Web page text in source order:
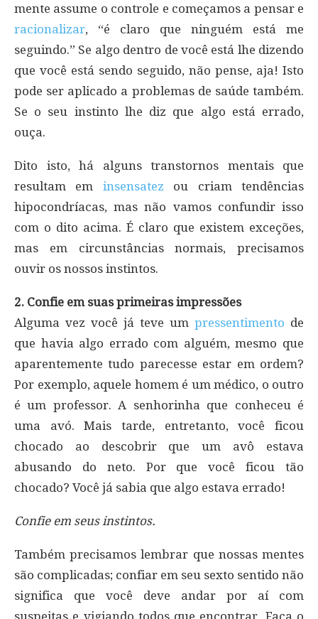
mente assume o controle e começamos a pensar e
racionalizar, “é claro que ninguém está me
seguindo.” Se algo dentro de você está lhe dizendo
que você está sendo seguido, não pense, aja! Isto
pode ser aplicado a problemas de saúde também.
Se o seu instinto lhe diz que algo está errado,
ouça.
Dito isto, há alguns transtornos mentais que
resultam em insensatez ou criam tendências
hipocondríacas, mas não vamos confundir isso
com o dito acima. É claro que existem exceções,
mas em circunstâncias normais, precisamos
ouvir os nossos instintos.
2. Confie em suas primeiras impressões
Alguma vez você já teve um pressentimento de
que havia algo errado com alguém, mesmo que
aparentemente tudo parecesse estar em ordem?
Por exemplo, aquele homem é um médico, o outro
é um professor. A senhorinha que conheceu é
uma avó. Mais tarde, entretanto, você ficou
chocado ao descobrir que um avô estava
abusando do neto. Por que você ficou tão
chocado? Você já sabia que algo estava errado!
Confie em seus instintos.
Também precisamos lembrar que nossas mentes
são complicadas; confiar em seu sexto sentido não
significa que você deve andar por aí com
suspeitas e vigiando todos que encontrar. Faça o